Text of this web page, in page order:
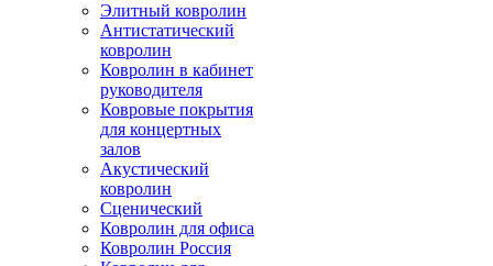
Элитный ковролин
Антистатический
ковролин
Ковролин в кабинет
руководителя
Ковровые покрытия
для концертных
залов
Акустический
ковролин
Сценический
Ковролин для офиса
Ковролин Россия